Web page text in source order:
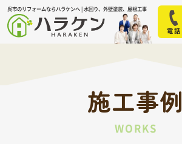
呉市のリフォームならハラケンへ | 水回り、外壁塗装、屋根工事
電話
施工事例
WORKS